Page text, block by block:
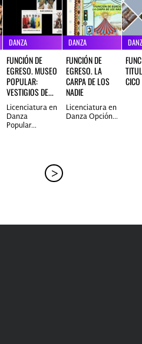
DANZA
FUNCIÓN DE
EGRESO. MUSEO
POPULAR:
VESTIGIOS DE...
Licenciatura en
Danza
Popular...
DANZA
FUNCIÓN DE
EGRESO. LA
CARPA DE LOS
NADIE
Licenciatura en
Danza Opción...
CICO